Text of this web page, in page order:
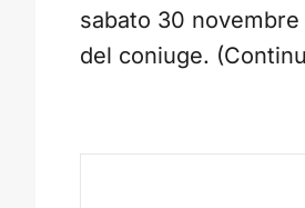
sabato 30
del coniuge.